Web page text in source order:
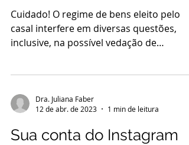
Cuidado! O regime de bens eleito pelo
casal interfere em diversas questões,
inclusive, na possível vedação de
Dra. Juliana Faber
12 de abr. de 2023
1 min de leitura
Sua conta do Instagram